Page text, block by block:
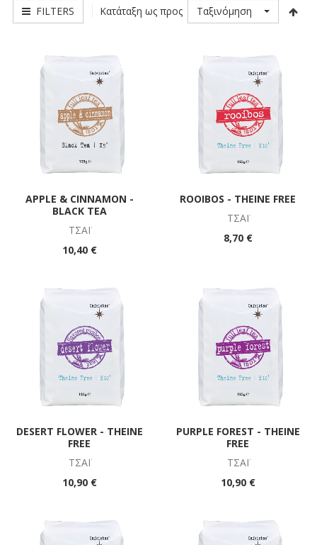
FILTERS Κατάταξη ως προς Ταξινόμηση
APPLE & CINNAMON -
BLACK TEA
ΤΣΆΪ
10,40 €
ROOIBOS - THEINE FREE
ΤΣΆΪ
8,70 €
DESERT FLOWER - THEINE
FREE
ΤΣΆΪ
10,90 €
PURPLE FOREST - THEINE
FREE
ΤΣΆΪ
10,90 €